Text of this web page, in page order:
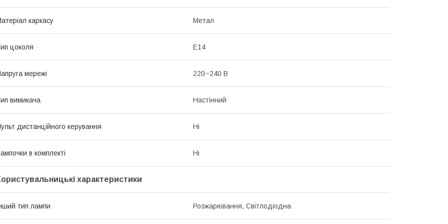
каркасу Метал
цоколя E14
мережі 220~240 В
вимикача Настінний
дистанційного керування Ні
в комплекті Ні
характеристики
тип лампи Розжарювання, Світлодіодна